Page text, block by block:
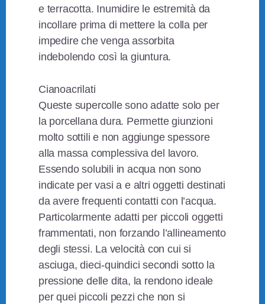
e terracotta. Inumidire le estremità da
incollare prima di mettere la colla per
impedire che venga assorbita
indebolendo così la giuntura.
Cianoacrilati
Queste supercolle sono adatte solo per
la porcellana dura. Permette giunzioni
molto sottili e non aggiunge spessore
alla massa complessiva del lavoro.
Essendo solubili in acqua non sono
indicate per vasi a e altri oggetti destinati
da avere frequenti contatti con l’acqua.
Particolarmente adatti per piccoli oggetti
frammentati, non forzando l’allineamento
degli stessi. La velocità con cui si
asciuga, dieci-quindici secondi sotto la
pressione delle dita, la rendono ideale
per quei piccoli pezzi che non si